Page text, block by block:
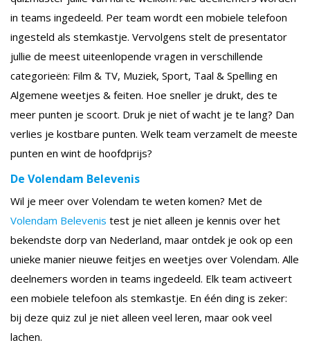
in teams ingedeeld. Per team wordt een mobiele telefoon
ingesteld als stemkastje. Vervolgens stelt de presentator
jullie de meest uiteenlopende vragen in verschillende
categorieën: Film & TV, Muziek, Sport, Taal & Spelling en
Algemene weetjes & feiten. Hoe sneller je drukt, des te
meer punten je scoort. Druk je niet of wacht je te lang? Dan
verlies je kostbare punten. Welk team verzamelt de meeste
punten en wint de hoofdprijs?
De Volendam Belevenis
Wil je meer over Volendam te weten komen? Met de
Volendam Belevenis test je niet alleen je kennis over het
bekendste dorp van Nederland, maar ontdek je ook op een
unieke manier nieuwe feitjes en weetjes over Volendam. Alle
deelnemers worden in teams ingedeeld. Elk team activeert
een mobiele telefoon als stemkastje. En één ding is zeker:
bij deze quiz zul je niet alleen veel leren, maar ook veel
lachen.